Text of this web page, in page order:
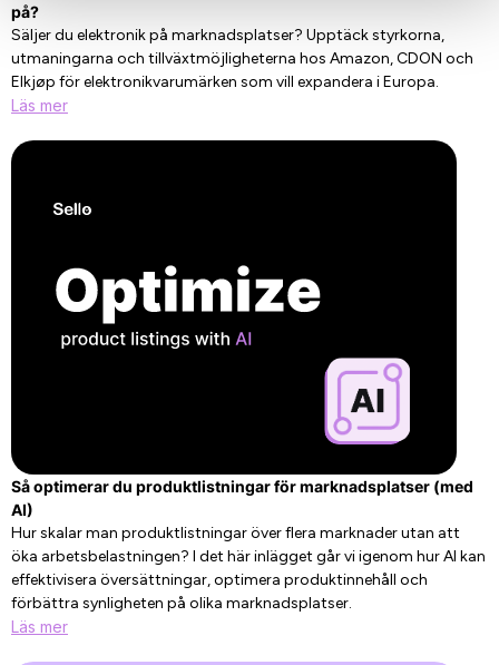
på?
Säljer du elektronik på marknadsplatser? Upptäck styrkorna,
utmaningarna och tillväxtmöjligheterna hos Amazon, CDON och
Elkjøp för elektronikvarumärken som vill expandera i Europa.
Läs mer
Så optimerar du produktlistningar för marknadsplatser (med
AI)
Hur skalar man produktlistningar över flera marknader utan att
öka arbetsbelastningen? I det här inlägget går vi igenom hur AI kan
effektivisera översättningar, optimera produktinnehåll och
förbättra synligheten på olika marknadsplatser.
Läs mer